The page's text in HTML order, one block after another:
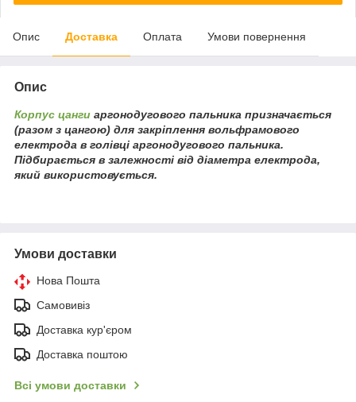
Опис Доставка Оплата Умови повернення
Опис
Корпус цанги аргонодугового пальника призначається
(разом з цангою) для закріплення вольфрамового
електрода в голівці аргонодугового пальника.
Підбирається в залежності від діаметра електрода,
який використовується.
Умови доставки
Нова Пошта
Самовивіз
Доставка кур'єром
Доставка поштою
Всі умови доставки